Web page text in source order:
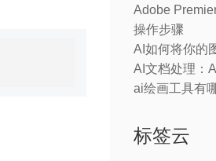
Adobe
操作步骤
AI如何将你的
AI文档处理：
ai绘画工具有
标签云